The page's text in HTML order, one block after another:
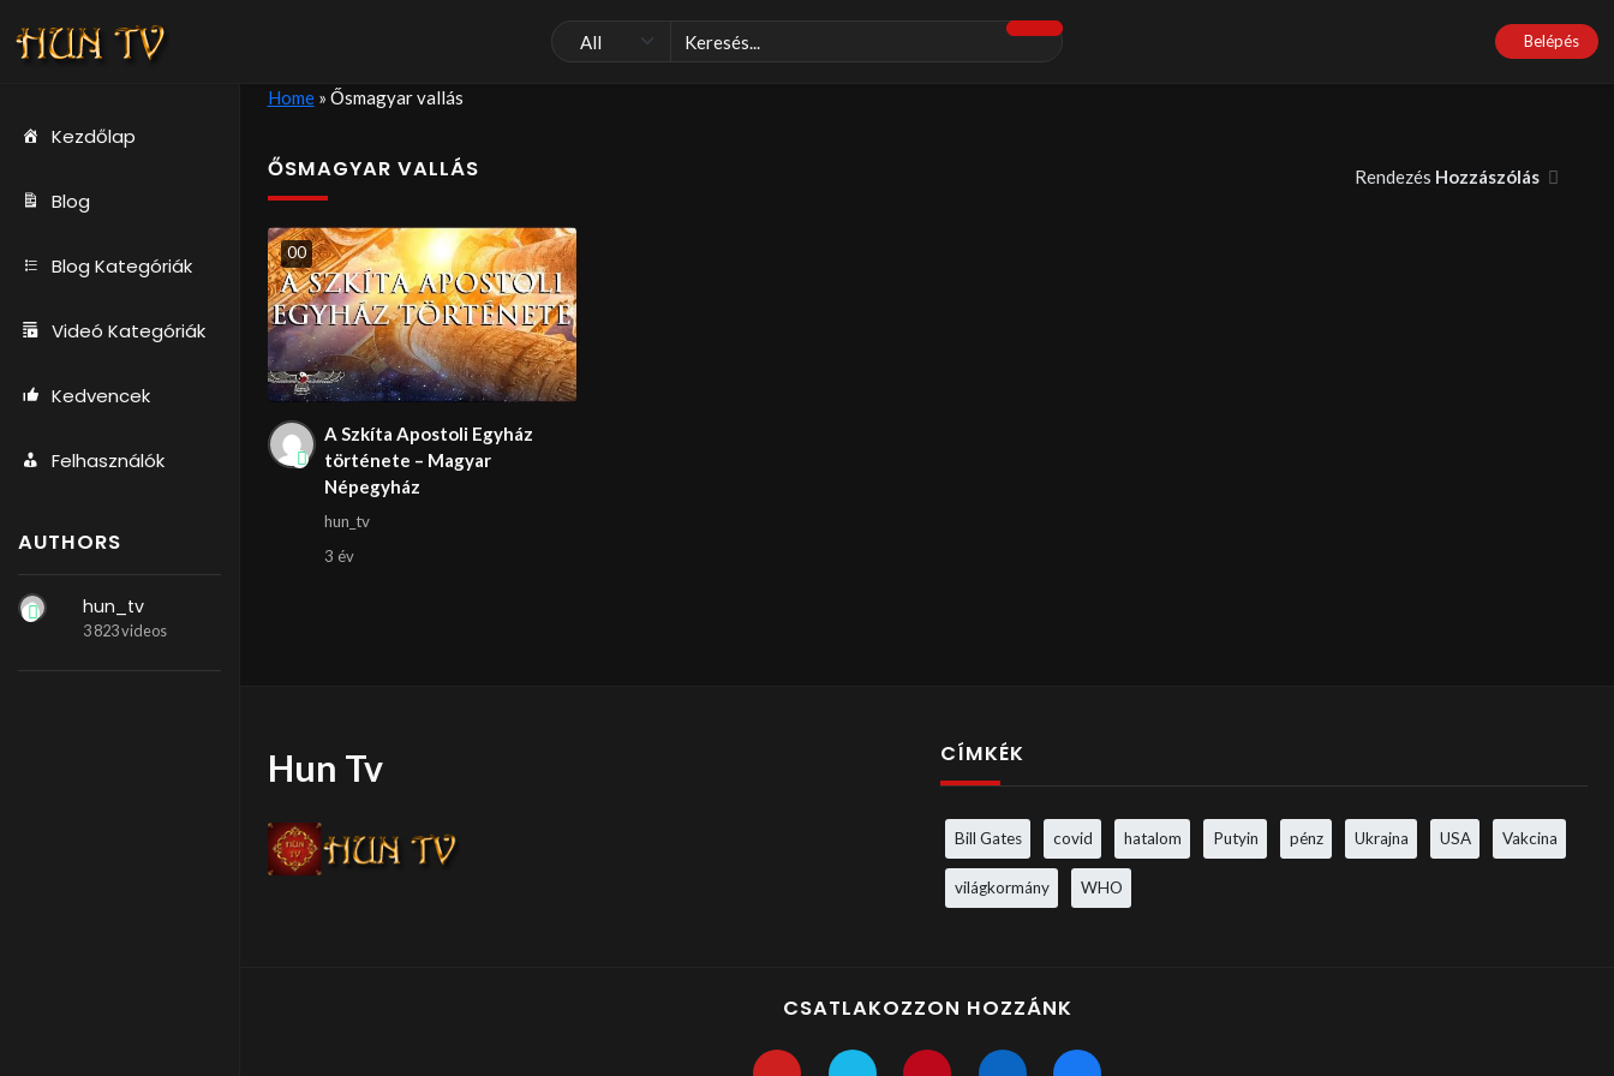
Belépés
Kezdőlap
Blog
Blog Kategóriák
Videó Kategóriák
Kedvencek
Felhasználók
AUTHORS
hun_tv
3 823 videos
Home» Ősmagyar vallás
ŐSMAGYAR VALLÁS Rendezés Hozzászólás
00
A Szkíta Apostoli Egyház
története – Magyar
Népegyház
hun_tv
3 év
Hun Tv CÍMKÉK
Bill Gates covid hatalom Putyin pénz Ukrajna USA Vakcina
világkormány WHO
CSATLAKOZZON HOZZÁNK